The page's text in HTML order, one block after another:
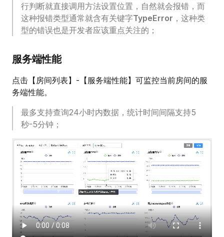
行判断就直接调用方法设置位置，自然就会报错，而
这种报错类型通常就含有关键字TypeError ，这种类
型的错误也是开发者应该重点关注的；
服务端性能
点击【房间列表】-【服务端性能】可监控当前房间的服
务端性能。
最多支持查询24小时内数据，统计时间间隔支持5
秒-5分钟；